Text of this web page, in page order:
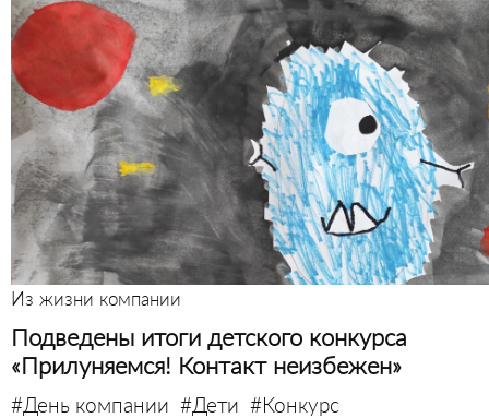
Из жизни компании
Подведены итоги детского конкурса
«Прилуняемся! Контакт неизбежен»
#День компании #Дети #Конкурс